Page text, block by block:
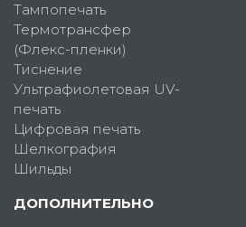
Тампопечать
Термотрансфер
(Флекс-пленки)
Тиснение
Ультрафиолетовая UV-
печать
Цифровая печать
Шелкография
Шильды
ДОПОЛНИТЕЛЬНО